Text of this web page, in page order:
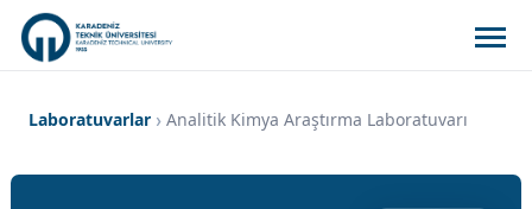
Laboratuvarlar Analitik Kimya Araştırma Laboratuvarı